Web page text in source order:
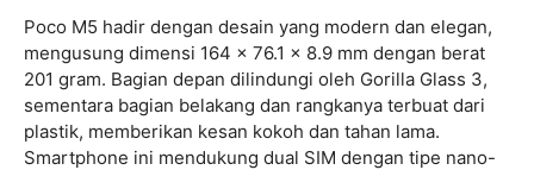
Poco M5 hadir dengan desain yang modern dan elegan,
mengusung dimensi 164 x 76.1 x 8.9 mm dengan berat
201 gram. Bagian depan dilindungi oleh Gorilla Glass 3,
sementara bagian belakang dan rangkanya terbuat dari
plastik, memberikan kesan kokoh dan tahan lama.
Smartphone ini mendukung dual SIM dengan tipe nano-